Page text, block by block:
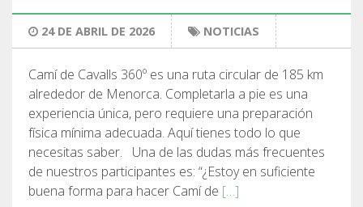
RESEÑAS
BLOG
ESPAÑOL
24 DE ABRIL DE 2026 NOTICIAS
Camí de Cavalls 360º es una ruta circular de 185 km
alrededor de Menorca. Completarla a pie es una
experiencia única, pero requiere una preparación
física mínima adecuada. Aquí tienes todo lo que
necesitas saber. Una de las dudas más frecuentes
de nuestros participantes es: “¿Estoy en suficiente
buena forma para hacer Camí de […]